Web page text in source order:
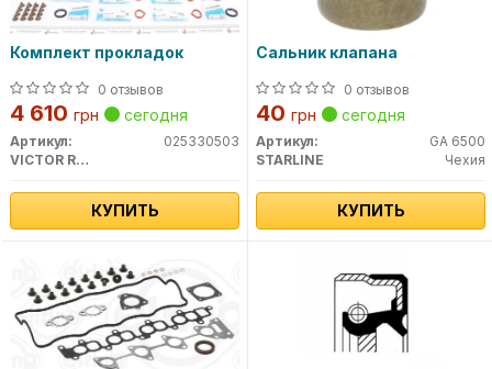
Комплект прокладок
0 отзывов
4 610 грн сегодня
Артикул:
025330503
VICTOR REINZ
КУПИТЬ
Сальник клапана
0 отзывов
40 грн сегодня
Артикул:
GA 6500
STARLINE
Чехия
КУПИТЬ